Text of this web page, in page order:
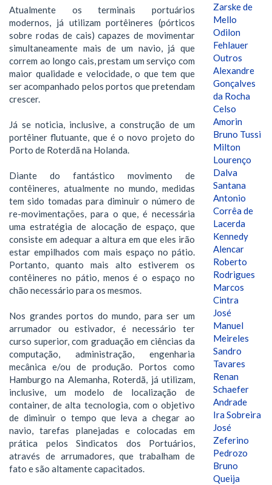
Atualmente os terminais portuários
modernos, já utilizam portêineres (pórticos
sobre rodas de cais) capazes de movimentar
simultaneamente mais de um navio, já que
correm ao longo cais, prestam um serviço com
maior qualidade e velocidade, o que tem que
ser acompanhado pelos portos que pretendam
crescer.
Já se noticia, inclusive, a construção de um
portêiner flutuante, que é o novo projeto do
Porto de Roterdã na Holanda.
Diante do fantástico movimento de
contêineres, atualmente no mundo, medidas
tem sido tomadas para diminuir o número de
re-movimentações, para o que, é necessária
uma estratégia de alocação de espaço, que
consiste em adequar a altura em que eles irão
estar empilhados com mais espaço no pátio.
Portanto, quanto mais alto estiverem os
contêineres no pátio, menos é o espaço no
chão necessário para os mesmos.
Nos grandes portos do mundo, para ser um
arrumador ou estivador, é necessário ter
curso superior, com graduação em ciências da
computação, administração, engenharia
mecânica e/ou de produção. Portos como
Hamburgo na Alemanha, Roterdã, já utilizam,
inclusive, um modelo de localização de
container, de alta tecnologia, com o objetivo
de diminuir o tempo que leva a chegar ao
navio, tarefas planejadas e colocadas em
prática pelos Sindicatos dos Portuários,
através de arrumadores, que trabalham de
fato e são altamente capacitados.
Zarske de
Mello
Odilon
Fehlauer
Outros
Alexandre
Gonçalves
da Rocha
Celso
Amorin
Bruno Tussi
Milton
Lourenço
Dalva
Santana
Antonio
Corrêa de
Lacerda
Kennedy
Alencar
Roberto
Rodrigues
Marcos
Cintra
José
Manuel
Meireles
Sandro
Tavares
Renan
Schaefer
Andrade
Ira Sobreira
José
Zeferino
Pedrozo
Bruno
Queija